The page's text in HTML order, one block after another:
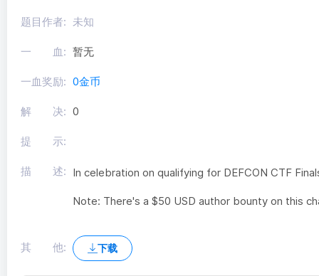
题目作者: 未知
一 血: 暂无
一血奖励: 0金币
解 决: 0
提 示:
描 述: In celebration on qualifying for DEFCON CTF
Note: There's a $50 USD author bounty on this
其 他: 下载